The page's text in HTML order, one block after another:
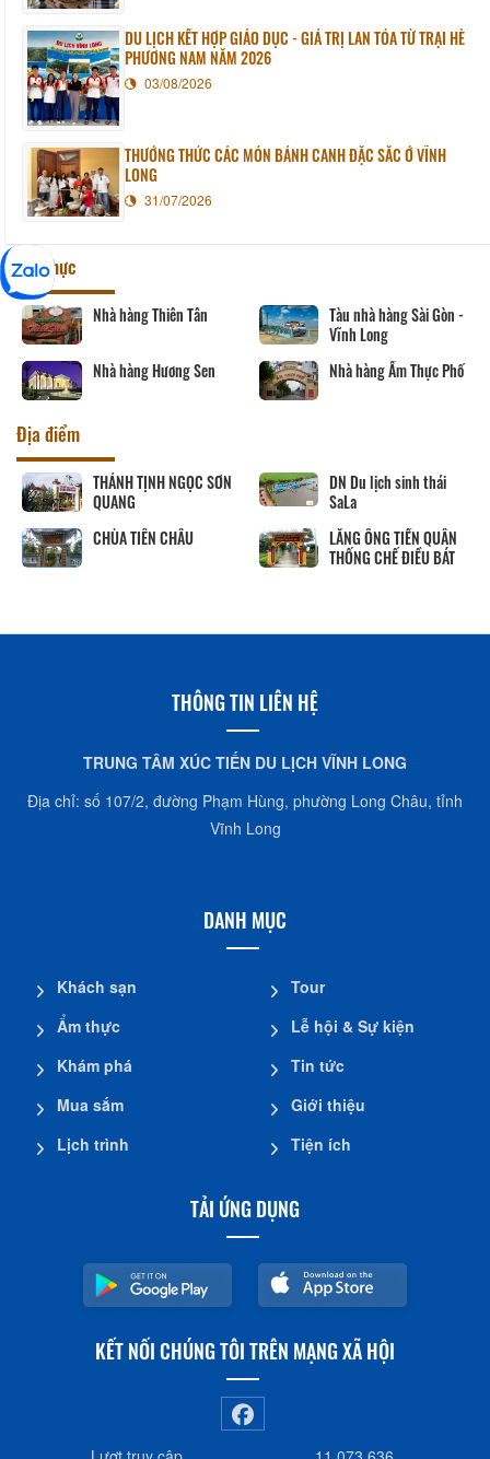
DU LỊCH KẾT HỢP GIÁO DỤC - GIÁ TRỊ LAN TỎA TỪ TRẠI HÈ
PHƯƠNG NAM NĂM 2026
03/08/2026
THƯỞNG THỨC CÁC MÓN BÁNH CANH ĐẶC SẮC Ở VĨNH
LONG
31/07/2026
Ẩm thực
Nhà hàng Thiên Tân
Tàu nhà hàng Sài Gòn -
Vĩnh Long
Nhà hàng Hương Sen
Nhà hàng Ẩm Thực Phố
Địa điểm
THÁNH TỊNH NGỌC SƠN
QUANG
DN Du lịch sinh thái
SaLa
CHÙA TIÊN CHÂU
LĂNG ÔNG TIỀN QUÂN
THỐNG CHẾ ĐIỀU BÁT
THÔNG TIN LIÊN HỆ
TRUNG TÂM XÚC TIẾN DU LỊCH VĨNH LONG
Địa chỉ: số 107/2, đường Phạm Hùng, phường Long Châu, tỉnh
Vĩnh Long
DANH MỤC
Khách sạn
Ẩm thực
Khám phá
Mua sắm
Lịch trình
Tour
Lễ hội & Sự kiện
Tin tức
Giới thiệu
Tiện ích
TẢI ỨNG DỤNG
KẾT NỐI CHÚNG TÔI TRÊN MẠNG XÃ HỘI